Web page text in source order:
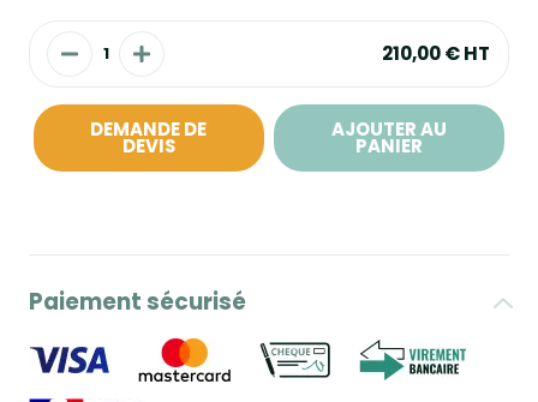
210,00 €HT
DEMANDE DE
DEVIS
AJOUTER AU
PANIER
Paiement sécurisé